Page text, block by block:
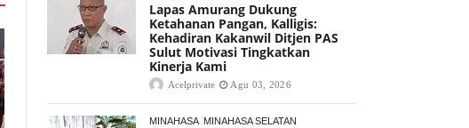
Lapas Amurang Dukung
Ketahanan Pangan, Kalligis:
Kehadiran Kakanwil Ditjen PAS
Sulut Motivasi Tingkatkan
Kinerja Kami
Acelprivate Agu 03, 2026
MINAHASA MINAHASA SELATAN